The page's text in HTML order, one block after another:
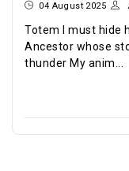
04 August 2025
Totem I must hide
Ancestor whose
thunder My anim...